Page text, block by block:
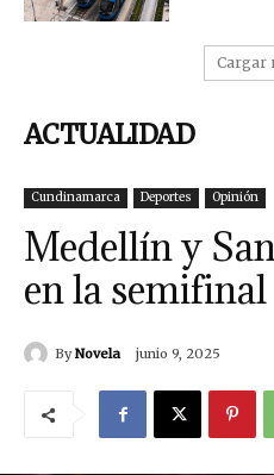
Cargar
ACTUALIDAD
Cundinamarca Deportes Opinión
Medellín y
en la
By Novela junio 9, 2025